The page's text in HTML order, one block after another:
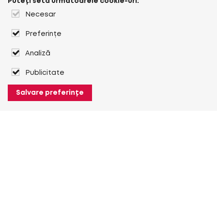
Necesar
Preferințe
Analiză
Publicitate
Salvare preferințe